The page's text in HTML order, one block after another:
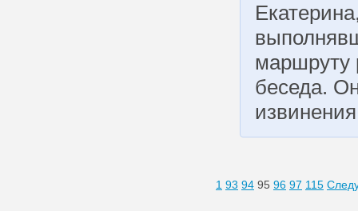
маршруту
беседа.
1 93 94 95 96 97 115